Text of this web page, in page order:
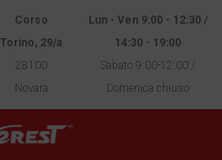
Corso
Torino, 29/a
28100
Novara
Lun - Ven 9:00 - 12:30 /
14:30 - 19:00
Sabato 9:00-12:00 /
Domenica chiuso